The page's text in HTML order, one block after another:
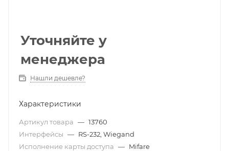
Уточняйте у
менеджера
Нашли дешевле?
Характеристики
Артикул товара — 13760
Интерфейсы — RS-232, Wiegand
Исполнение карты доступа — Mifare